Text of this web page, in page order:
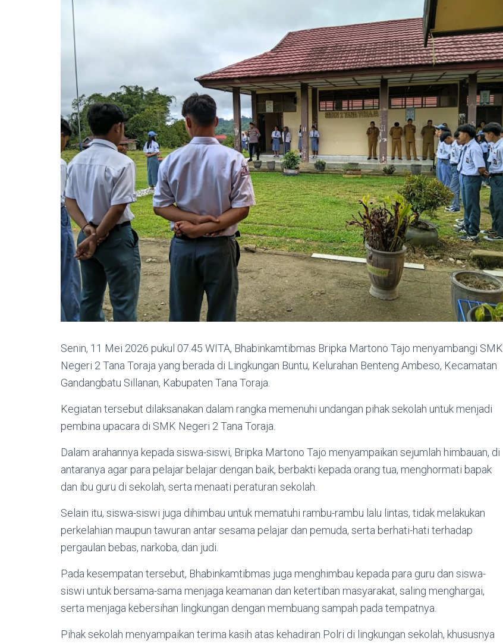
Senin, 11 Mei 2026 pukul 07.45 WITA, Bhabinkamtibmas Bripka Martono Tajo menyambangi SMK
Negeri 2 Tana Toraja yang berada di Lingkungan Buntu, Kelurahan Benteng Ambeso, Kecamatan
Gandangbatu Sillanan, Kabupaten Tana Toraja.
Kegiatan tersebut dilaksanakan dalam rangka memenuhi undangan pihak sekolah untuk menjadi
pembina upacara di SMK Negeri 2 Tana Toraja.
Dalam arahannya kepada siswa-siswi, Bripka Martono Tajo menyampaikan sejumlah himbauan, di
antaranya agar para pelajar belajar dengan baik, berbakti kepada orang tua, menghormati bapak
dan ibu guru di sekolah, serta menaati peraturan sekolah.
Selain itu, siswa-siswi juga dihimbau untuk mematuhi rambu-rambu lalu lintas, tidak melakukan
perkelahian maupun tawuran antar sesama pelajar dan pemuda, serta berhati-hati terhadap
pergaulan bebas, narkoba, dan judi.
Pada kesempatan tersebut, Bhabinkamtibmas juga menghimbau kepada para guru dan siswa-
siswi untuk bersama-sama menjaga keamanan dan ketertiban masyarakat, saling menghargai,
serta menjaga kebersihan lingkungan dengan membuang sampah pada tempatnya.
Pihak sekolah menyampaikan terima kasih atas kehadiran Polri di lingkungan sekolah, khususnya